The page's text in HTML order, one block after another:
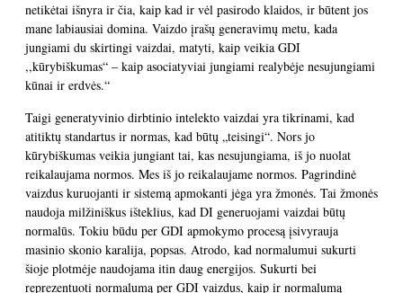
netikėtai išnyra ir čia, kaip kad ir vėl pasirodo klaidos, ir būtent jos
mane labiausiai domina. Vaizdo įrašų generavimų metu, kada
jungiami du skirtingi vaizdai, matyti, kaip veikia GDI
,,kūrybiškumas“ – kaip asociatyviai jungiami realybėje nesujungiami
kūnai ir erdvės.“
Taigi generatyvinio dirbtinio intelekto vaizdai yra tikrinami, kad
atitiktų standartus ir normas, kad būtų „teisingi“. Nors jo
kūrybiškumas veikia jungiant tai, kas nesujungiama, iš jo nuolat
reikalaujama normos. Mes iš jo reikalaujame normos. Pagrindinė
vaizdus kuruojanti ir sistemą apmokanti jėga yra žmonės. Tai žmonės
naudoja milžiniškus išteklius, kad DI generuojami vaizdai būtų
normalūs. Tokiu būdu per GDI apmokymo procesą įsivyrauja
masinio skonio karalija, popsas. Atrodo, kad normalumui sukurti
šioje plotmėje naudojama itin daug energijos. Sukurti bei
reprezentuoti normalumą per GDI vaizdus, kaip ir normalumą